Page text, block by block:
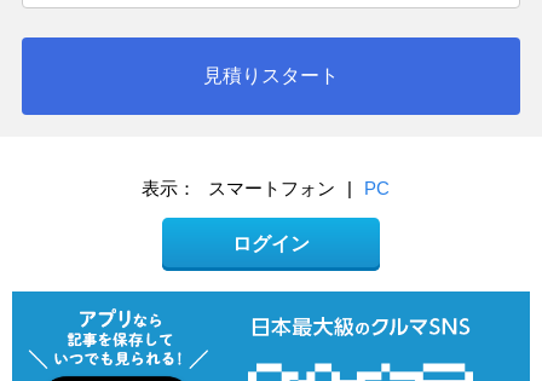
見積りスタート
表示： スマートフォン | PC
ログイン